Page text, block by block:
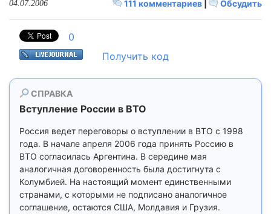
111 комментариев Обсудить
04.07.2006
0
Получить код
СПРАВКА
Вступление России в ВТО
Россия ведет переговоры о вступлении в ВТО с 1998
года. В начале апреля 2006 года принять Россию в
ВТО согласилась Аргентина. В середине мая
аналогичная договоренность была достигнута с
Колумбией. На настоящий момент единственными
странами, с которыми не подписано аналогичное
соглашение, остаются США, Молдавия и Грузия.